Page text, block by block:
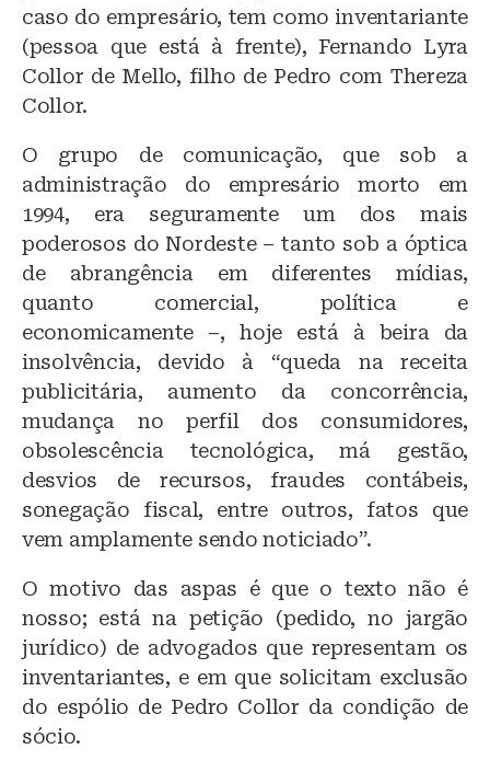
caso do empresário, tem como inventariante
(pessoa que está à frente), Fernando Lyra
Collor de Mello, filho de Pedro com Thereza
Collor.
O grupo de comunicação, que sob a
administração do empresário morto em
1994, era seguramente um dos mais
poderosos do Nordeste – tanto sob a óptica
de abrangência em diferentes mídias,
quanto comercial, política e
economicamente –, hoje está à beira da
insolvência, devido à “queda na receita
publicitária, aumento da concorrência,
mudança no perfil dos consumidores,
obsolescência tecnológica, má gestão,
desvios de recursos, fraudes contábeis,
sonegação fiscal, entre outros, fatos que
vem amplamente sendo noticiado”.
O motivo das aspas é que o texto não é
nosso; está na petição (pedido, no jargão
jurídico) de advogados que representam os
inventariantes, e em que solicitam exclusão
do espólio de Pedro Collor da condição de
sócio.